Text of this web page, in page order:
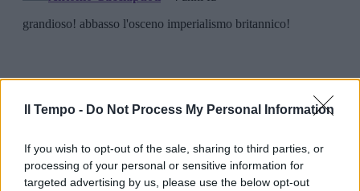
Il Tempo - Do Not Process My Personal Information
If you wish to opt-out of the sale, sharing to third parties, or
processing of your personal or sensitive information for
targeted advertising by us, please use the below opt-out